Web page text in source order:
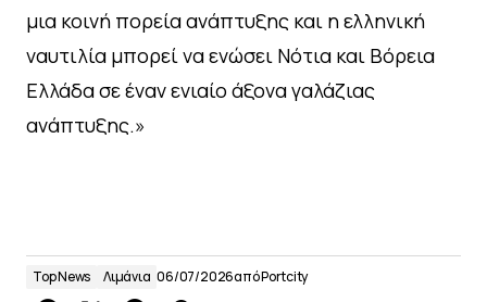
μια κοινή πορεία ανάπτυξης και η ελληνική
ναυτιλία μπορεί να ενώσει Νότια και Βόρεια
Ελλάδα σε έναν ενιαίο άξονα γαλάζιας
ανάπτυξης.»
Top News Λιμάνια 06/07/2026απόPortcity